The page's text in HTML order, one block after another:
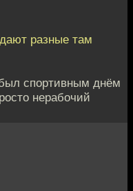
разные там
спортивным днём
нерабочий